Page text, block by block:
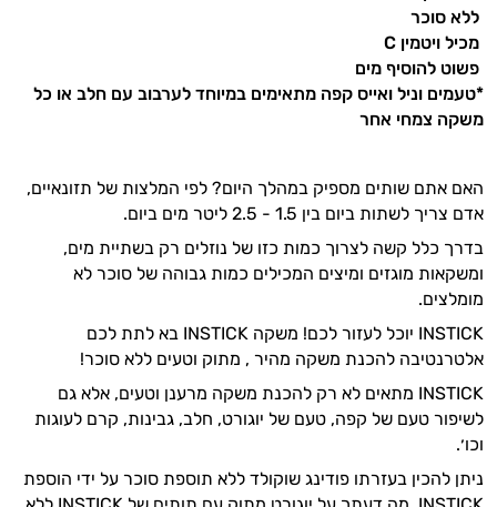
ללא סוכר
מכיל ויטמין C
פשוט להוסיף מים
*טעמים וניל ואייס קפה מתאימים במיוחד לערבוב עם חלב או כל
משקה צמחי אחר
האם אתם שותים מספיק במהלך היום? לפי המלצות של תזונאיים,
אדם צריך לשתות ביום בין 1.5 - 2.5 ליטר מים ביום.
בדרך כלל קשה לצרוך כמות כזו של נוזלים רק בשתיית מים,
ומשקאות מוגזים ומיצים המכילים כמות גבוהה של סוכר לא
מומלצים.
INSTICK יוכל לעזור לכם! משקה INSTICK בא לתת לכם
אלטרנטיבה להכנת משקה מהיר , מתוק וטעים ללא סוכר!
INSTICK מתאים לא רק להכנת משקה מרענן וטעים, אלא גם
לשיפור טעם של קפה, טעם של יוגורט, חלב, גבינות, קרם לעוגות
וכו׳.
ניתן להכין בעזרתו פודינג שוקולד ללא תוספת סוכר על ידי הוספת